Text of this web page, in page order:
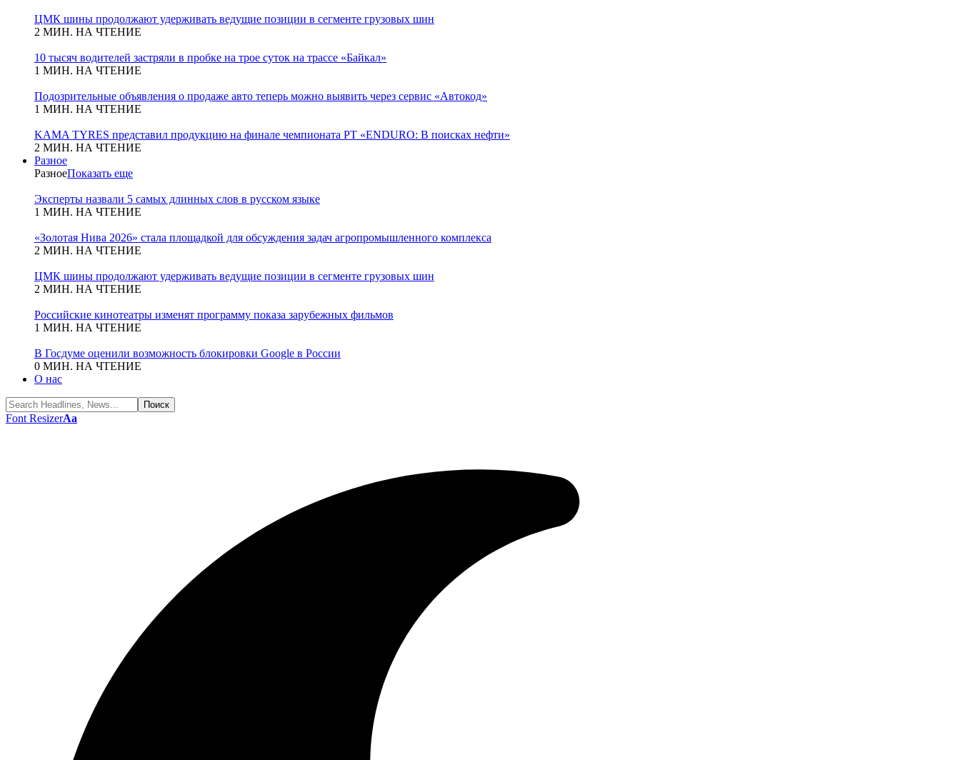
ЦМК шины продолжают удерживать ведущие позиции в сегменте грузовых шин
2 МИН. НА ЧТЕНИЕ
10 тысяч водителей застряли в пробке на трое суток на трассе «Байкал»
1 МИН. НА ЧТЕНИЕ
Подозрительные объявления о продаже авто теперь можно выявить через сервис «Автокод»
1 МИН. НА ЧТЕНИЕ
KAMA TYRES представил продукцию на финале чемпионата РТ «ENDURO: В поисках нефти»
2 МИН. НА ЧТЕНИЕ
Разное
РазноеПоказать еще
Эксперты назвали 5 самых длинных слов в русском языке
1 МИН. НА ЧТЕНИЕ
«Золотая Нива 2026» стала площадкой для обсуждения задач агропромышленного комплекса
2 МИН. НА ЧТЕНИЕ
ЦМК шины продолжают удерживать ведущие позиции в сегменте грузовых шин
2 МИН. НА ЧТЕНИЕ
Российские кинотеатры изменят программу показа зарубежных фильмов
1 МИН. НА ЧТЕНИЕ
В Госдуме оценили возможность блокировки Google в России
0 МИН. НА ЧТЕНИЕ
О нас
Font ResizerAa